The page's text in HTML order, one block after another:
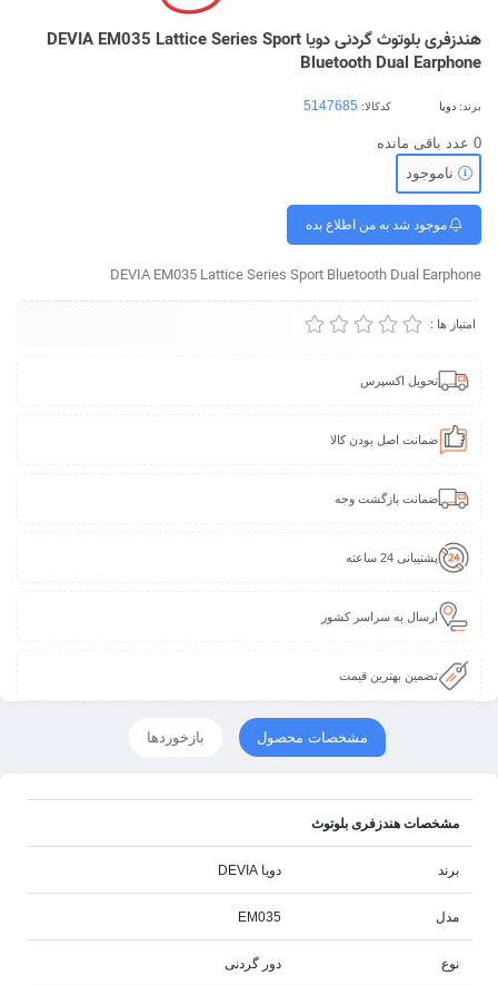
هندزفری بلوتوث گردنی دویا DEVIA EM035 Lattice Series Sport
Bluetooth Dual Earphone
برند: دویا کدکالا:
0 عدد باقی مانده
ناموجود
موجود شد به من اطلاع بده
DEVIA EM035 Lattice Series Sport Bluetooth Dual Earphone
امتیاز ها :
تحویل اکسپرس
ضمانت اصل بودن کالا
ضمانت بازگشت وجه
پشتیبانی 24 ساعته
ارسال به سراسر کشور
تضمین بهترین قیمت
مشخصات محصول بازخوردها
مشخصات هندزفری بلوتوث
برند دویا DEVIA
مدل EM035
نوع دور گردنی